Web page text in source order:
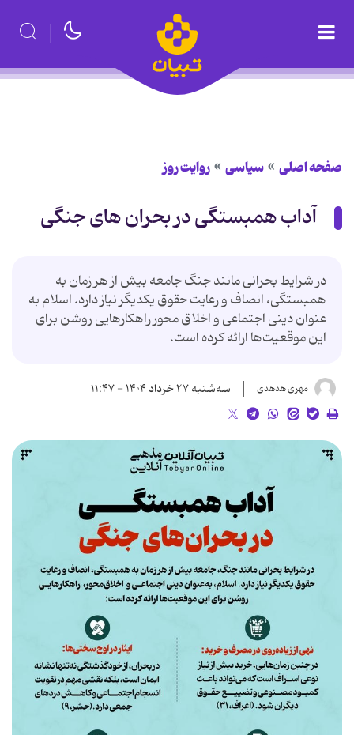
صفحه اصلی سیاسی روایت روز
آداب همبستگی در بحران های جنگی
در شرایط بحرانی مانند جنگ جامعه بیش از هر زمان به
همبستگی، انصاف و رعایت حقوق یکدیگر نیاز دارد. اسلام به
عنوان دینی اجتماعی و اخلاق محور راهکارهایی روشن برای
این موقعیت‌ها ارائه کرده است.
مهری هدهدی سه‌شنبه ۲۷ خرداد ۱۴۰۴ - ۱۱:۴۷